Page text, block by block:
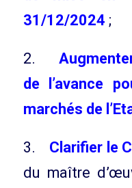
31/12/2024 ;
2.
de l’avance
marchés de
3. Clarifier le
du maître